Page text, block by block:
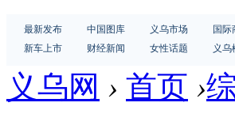
最新发布 中国图库 义乌市场 国际
新车上市
财经新闻 女性话题 义乌
义乌网 › 首页 ›